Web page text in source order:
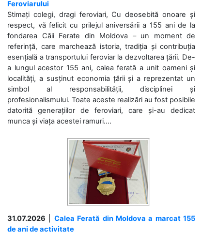
Feroviarului
Stimați colegi, dragi feroviari, Cu deosebită onoare și
respect, vă felicit cu prilejul aniversării a 155 ani de la
fondarea Căii Ferate din Moldova – un moment de
referință, care marchează istoria, tradiția și contribuția
esențială a transportului feroviar la dezvoltarea țării. De-
a lungul acestor 155 ani, calea ferată a unit oameni și
localități, a susținut economia țării și a reprezentat un
simbol al responsabilității, disciplinei și
profesionalismului. Toate aceste realizări au fost posibile
datorită generațiilor de feroviari, care și-au dedicat
munca și viața acestei ramuri....
31.07.2026
Calea Ferată din Moldova a marcat 155
de ani de activitate